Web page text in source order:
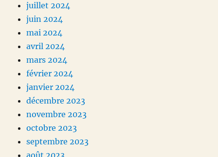
juillet 2024
juin 2024
mai 2024
avril 2024
mars 2024
février 2024
janvier 2024
décembre 2023
novembre 2023
octobre 2023
septembre 2023